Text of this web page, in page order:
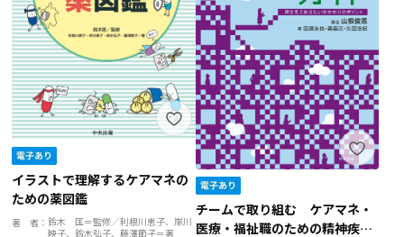
イラストで理解するケアマネの
ための薬図鑑
著 者：鈴木 匡＝監修／利根川恵子、岸川
映子、鈴木弘子、藤澤節子＝著
チームで取り組む ケアマネ・
医療・福祉職のための精神疾患